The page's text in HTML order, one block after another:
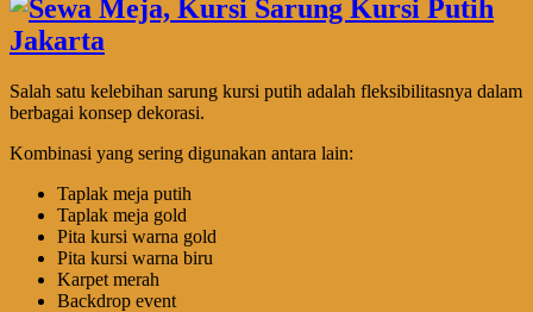
Salah satu kelebihan sarung kursi putih adalah fleksibilitasnya dalam
berbagai konsep dekorasi.
Kombinasi yang sering digunakan antara lain:
Taplak meja putih
Taplak meja gold
Pita kursi warna gold
Pita kursi warna biru
Karpet merah
Backdrop event